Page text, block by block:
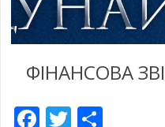
ФІНАНСОВА
Facebook
Twitter